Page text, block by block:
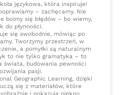
językowa, która inspiruje!
– zachęcamy. Nie
boimy się błędów – bo wiemy,
do płynności.
się swobodnie, mówiąc po
Tworzymy przestrzeń, w
a pomyłki są naturalnym
to nie tylko gramatyka – to
świata, budowania pewności
pasji.
Geographic Learning, dzięki
się z materiałów, które
i pokazują piękno